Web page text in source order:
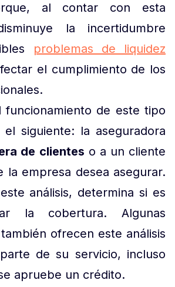
al contar con esta
la incertidumbre
problemas de liquidez
el cumplimiento de los
funcionamiento de este tipo
siguiente: la aseguradora
de clientes o a un cliente
la empresa desea asegurar.
análisis, determina si es
la cobertura. Algunas
ofrecen este análisis
de su servicio, incluso
apruebe un crédito.